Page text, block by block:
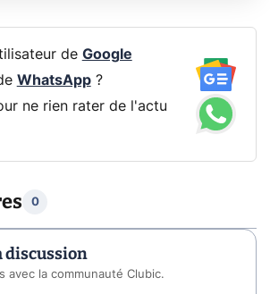
de Google
WhatsApp?
ne rien rater de l'actu
0
discussion
avec la communauté Clubic.